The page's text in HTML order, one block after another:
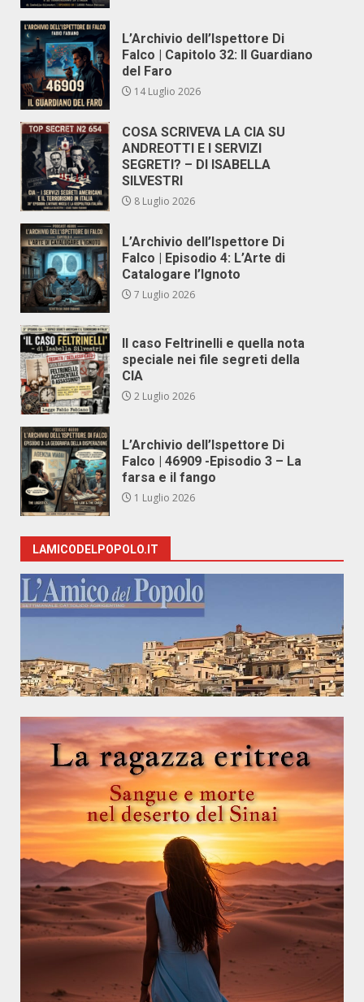
L’Archivio dell’Ispettore Di
Falco | Capitolo 32: Il Guardiano
del Faro
14 Luglio 2026
COSA SCRIVEVA LA CIA SU
ANDREOTTI E I SERVIZI
SEGRETI? – DI ISABELLA
SILVESTRI
8 Luglio 2026
L’Archivio dell’Ispettore Di
Falco | Episodio 4: L’Arte di
Catalogare l’Ignoto
7 Luglio 2026
Il caso Feltrinelli e quella nota
speciale nei file segreti della
CIA
2 Luglio 2026
L’Archivio dell’Ispettore Di
Falco | 46909 -Episodio 3 – La
farsa e il fango
1 Luglio 2026
LAMICODELPOPOLO.IT